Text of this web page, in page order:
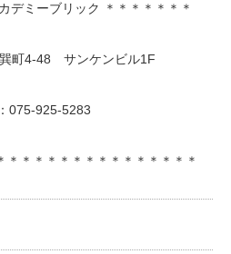
デミーブリック ＊＊＊＊＊＊＊
町4-48 サンケンビル1F
075-925-5283
＊＊＊＊＊＊＊＊＊＊＊＊＊＊＊